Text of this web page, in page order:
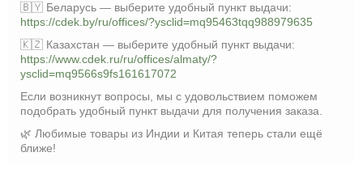
🇧🇾 Беларусь — выберите удобный пункт выдачи:
https://cdek.by/ru/offices/?ysclid=mq95463tqq988979635
🇰🇿 Казахстан — выберите удобный пункт выдачи:
https://www.cdek.ru/ru/offices/almaty/?
ysclid=mq9566s9fs161617072
Если возникнут вопросы, мы с удовольствием поможем
подобрать удобный пункт выдачи для получения заказа.
🌿 Любимые товары из Индии и Китая теперь стали ещё
ближе!